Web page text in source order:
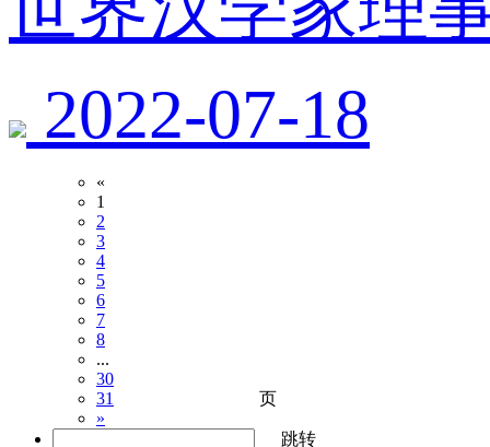
2022-07-18
«
1
2
3
4
5
6
7
8
...
30
31
»
页
跳转